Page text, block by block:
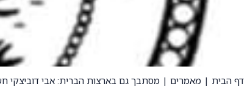
דף הבית | מאמרים | מסתבך גם בארצות הברית: אבי דוביצקי